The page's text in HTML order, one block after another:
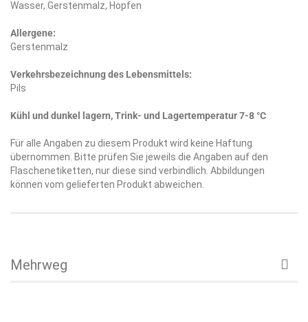
Wasser, Gerstenmalz, Hopfen
Allergene:
Gerstenmalz
Verkehrsbezeichnung des Lebensmittels:
Pils
Kühl und dunkel lagern, Trink- und Lagertemperatur 7-8 °C
Für alle Angaben zu diesem Produkt wird keine Haftung
übernommen. Bitte prüfen Sie jeweils die Angaben auf den
Flaschenetiketten, nur diese sind verbindlich. Abbildungen
können vom gelieferten Produkt abweichen.
Mehrweg